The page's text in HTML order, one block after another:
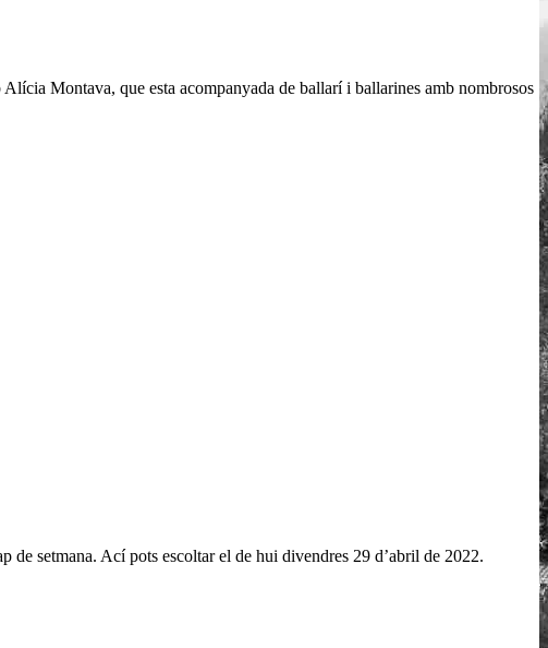
Montava, que esta acompanyada de ballarí i ballarines amb nombrosos
setmana. Ací pots escoltar el de hui divendres 29 d’abril de 2022.